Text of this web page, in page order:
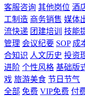
客服咨询 其他岗位 酒
工制造 商务销售 媒体
流快递 团建培训 技能
管理 会议纪要 SOP 成
合知识 人文历史 投资
进阶 个性风格 基础版
戏 旅游美食 节日节气
全部 免费 VIP免费 付